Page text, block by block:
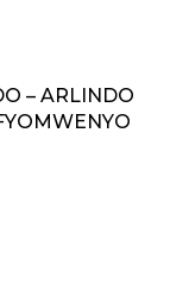
– ARLINDO